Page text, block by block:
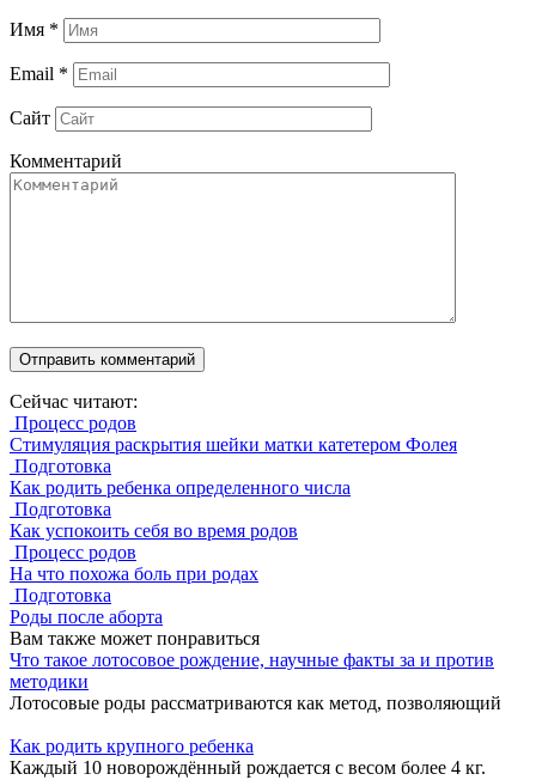
Имя *
Email *
Сайт
Комментарий
Сейчас читают:
Процесс родов
Стимуляция раскрытия шейки матки катетером Фолея
Подготовка
Как родить ребенка определенного числа
Подготовка
Как успокоить себя во время родов
Процесс родов
На что похожа боль при родах
Подготовка
Роды после аборта
Вам также может понравиться
Что такое лотосовое рождение, научные факты за и против
методики
Лотосовые роды рассматриваются как метод, позволяющий
Как родить крупного ребенка
Каждый 10 новорождённый рождается с весом более 4 кг.